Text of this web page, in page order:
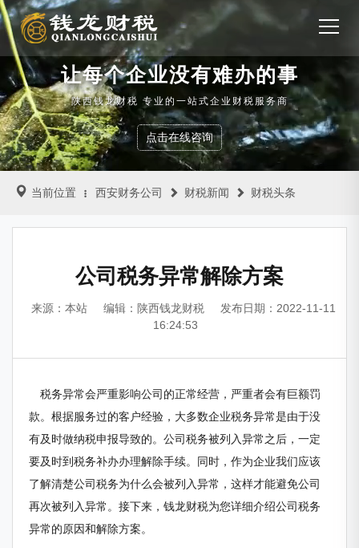
让每个企业没有难办的事
陕西钱龙财税 专业的一站式企业财税服务商
点击在线咨询
当前位置 西安财务公司 财税新闻 财税头条
公司税务异常解除方案
来源：本站 编辑：陕西钱龙财税
发布日期：2022-11-11
16:24:53
税务异常会严重影响公司的正常经营，严重者会有巨额罚
款。根据服务过的客户经验，大多数企业税务异常是由于没
有及时做纳税申报导致的。公司税务被列入异常之后，一定
要及时到税务补办办理解除手续。同时，作为企业我们应该
了解清楚公司税务为什么会被列入异常，这样才能避免公司
再次被列入异常。接下来，钱龙财税为您详细介绍公司税务
异常的原因和解除方案。